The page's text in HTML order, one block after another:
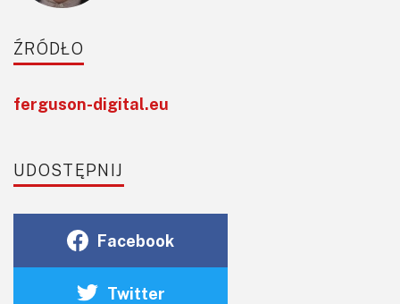
ŹRÓDŁO
ferguson-digital.eu
UDOSTĘPNIJ
Facebook
Twitter